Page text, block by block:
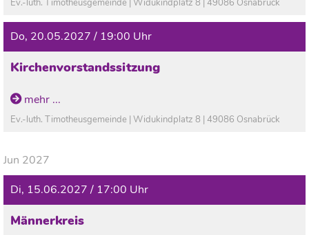
Ev.-luth. Timotheusgemeinde | Widukindplatz 8 | 49086 Osnabrück
Do, 20.05.2027 / 19:00 Uhr
Kirchenvorstandssitzung
mehr ...
Ev.-luth. Timotheusgemeinde | Widukindplatz 8 | 49086 Osnabrück
Jun 2027
Di, 15.06.2027 / 17:00 Uhr
Männerkreis